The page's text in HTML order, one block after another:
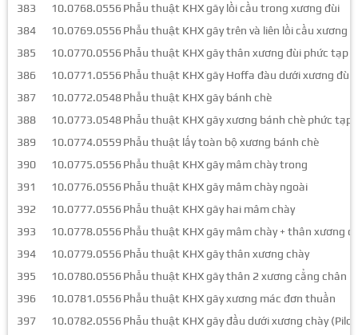
383
10.0768.0556 Phẫu thuật KHX gãy lồi cầu trong xương đùi
384
10.0769.0556 Phẫu thuật KHX gãy trên và liên lồi cầu xương
385
10.0770.0556 Phẫu thuật KHX gãy thân xương đùi phức tạp
386
10.0771.0556 Phẫu thuật KHX gãy Hoffa đàu dưới xương đùi
387
10.0772.0548Phẫu thuật KHX gãy bánh chè
388
10.0773.0548Phẫu thuật KHX gãy xương bánh chè phức tạp
389
10.0774.0559 Phẫu thuật lấy toàn bộ xương bánh chè
390
10.0775.0556 Phẫu thuật KHX gãy mâm chày trong
391
10.0776.0556 Phẫu thuật KHX gãy mâm chày ngoài
392
10.0777.0556 Phẫu thuật KHX gãy hai mâm chày
393
10.0778.0556 Phẫu thuật KHX gãy mâm chày + thân xương
394
10.0779.0556 Phẫu thuật KHX gãy thân xương chày
395
10.0780.0556 Phẫu thuật KHX gãy thân 2 xương cẳng chân
396
10.0781.0556 Phẫu thuật KHX gãy xương mác đơn thuần
397
10.0782.0556 Phẫu thuật KHX gãy đầu dưới xương chày